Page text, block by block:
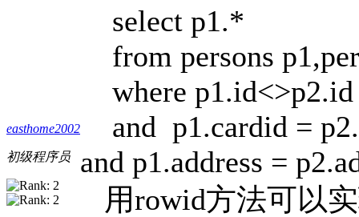
easthome2002
初级程序员
select p1.*
from persons
where p1.id<>p2.id
and p1.cardid =
and p1.address =
用rowid方法可以